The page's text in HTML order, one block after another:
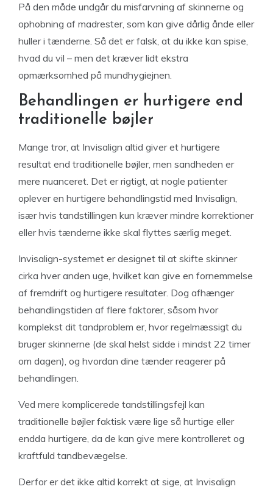
På den måde undgår du misfarvning af skinnerne og
ophobning af madrester, som kan give dårlig ånde eller
huller i tænderne. Så det er falsk, at du ikke kan spise,
hvad du vil – men det kræver lidt ekstra
opmærksomhed på mundhygiejnen.
Behandlingen er hurtigere end
traditionelle bøjler
Mange tror, at Invisalign altid giver et hurtigere
resultat end traditionelle bøjler, men sandheden er
mere nuanceret. Det er rigtigt, at nogle patienter
oplever en hurtigere behandlingstid med Invisalign,
især hvis tandstillingen kun kræver mindre korrektioner
eller hvis tænderne ikke skal flyttes særlig meget.
Invisalign-systemet er designet til at skifte skinner
cirka hver anden uge, hvilket kan give en fornemmelse
af fremdrift og hurtigere resultater. Dog afhænger
behandlingstiden af flere faktorer, såsom hvor
komplekst dit tandproblem er, hvor regelmæssigt du
bruger skinnerne (de skal helst sidde i mindst 22 timer
om dagen), og hvordan dine tænder reagerer på
behandlingen.
Ved mere komplicerede tandstillingsfejl kan
traditionelle bøjler faktisk være lige så hurtige eller
endda hurtigere, da de kan give mere kontrolleret og
kraftfuld tandbevægelse.
Derfor er det ikke altid korrekt at sige, at Invisalign